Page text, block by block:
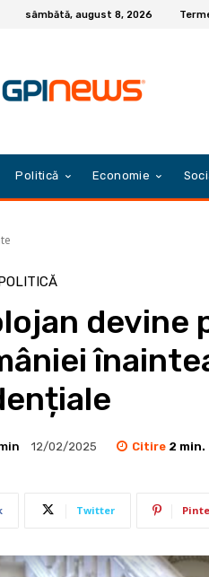
sâmbătă, august 8, 2026
Politică Economie
12/02/2025 Citire 2 min.
Twitter